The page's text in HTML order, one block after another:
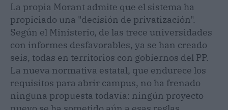
La propia Morant admite que el sistema ha
propiciado una "decisión de privatización".
Según el Ministerio, de las trece universidades
con informes desfavorables, ya se han creado
seis, todas en territorios con gobiernos del PP.
La nueva normativa estatal, que endurece los
requisitos para abrir campus, no ha frenado
ninguna propuesta todavía: ningún proyecto